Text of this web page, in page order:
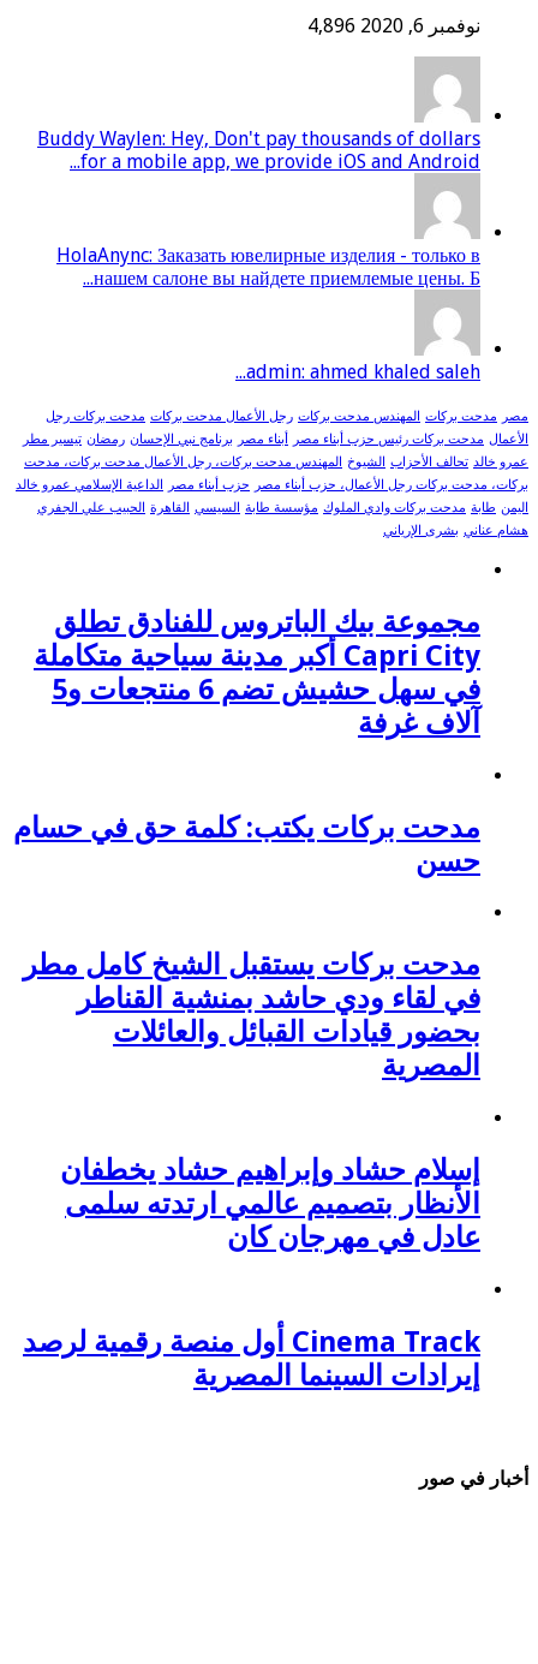
نوفمبر 6, 2020 4,896
Buddy Waylen: Hey, Don't pay thousands of dollars
for a mobile app, we provide iOS and Android...
HolaAnync: Заказать ювелирные изделия - только в
нашем салоне вы найдете приемлемые цены. Б...
admin: ahmed khaled saleh...
مصر مدحت بركات المهندس مدحت بركات رجل الأعمال مدحت بركات مدحت بركات رجل
الأعمال مدحت بركات رئيس حزب أبناء مصر أبناء مصر برنامج نبي الإحسان رمضان تيسير مطر
عمرو خالد تحالف الأحزاب الشيوخ المهندس مدحت بركات، رجل الأعمال مدحت بركات، مدحت
بركات، مدحت بركات رجل الأعمال، حزب أبناء مصر
حزب أبناء مصر
الداعية الإسلامي عمرو خالد
اليمن طابة مدحت بركات وادي الملوك مؤسسة طابة السيسي القاهرة الحبيب علي الجفري
هشام عناني بشرى الإرياني
مجموعة بيك الباتروس للفنادق تطلق
Capri City أكبر مدينة سياحية متكاملة
في سهل حشيش تضم 6 منتجعات و5
آلاف غرفة
مدحت بركات يكتب: كلمة حق في حسام
حسن
مدحت بركات يستقبل الشيخ كامل مطر
في لقاء ودي حاشد بمنشية القناطر
بحضور قيادات القبائل والعائلات
المصرية
إسلام حشاد وإبراهيم حشاد يخطفان
الأنظار بتصميم عالمي ارتدته سلمى
عادل في مهرجان كان
Cinema Track أول منصة رقمية لرصد
إيرادات السينما المصرية
أخبار في صور